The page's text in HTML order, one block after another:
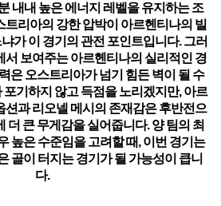
내내 높은 에너지 레벨을 유지하는 조
트리아의 강한 압박이 아르헨티나의 빌
가 이 경기의 관전 포인트입니다. 그러
서 보여주는 아르헨티나의 실리적인 경
은 오스트리아가 넘기 힘든 벽이 될 수
기하지 않고 득점을 노리겠지만, 아르
션과 리오넬 메시의 존재감은 후반전으
더 큰 무게감을 실어줍니다. 양 팀의 최
높은 수준임을 고려할 때, 이번 경기는
골이 터지는 경기가 될 가능성이 큽니
다.